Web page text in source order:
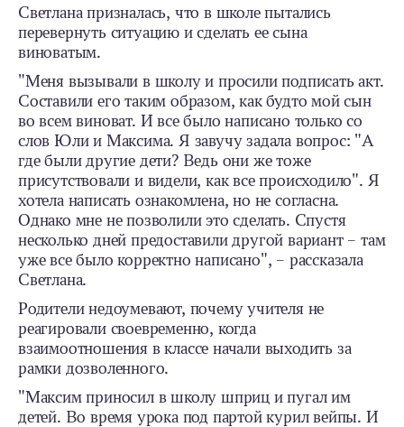
Светлана призналась, что в школе пытались
перевернуть ситуацию и сделать ее сына
виноватым.
"Меня вызывали в школу и просили подписать акт.
Составили его таким образом, как будто мой сын
во всем виноват. И все было написано только со
слов Юли и Максима. Я завучу задала вопрос: "А
где были другие дети? Ведь они же тоже
присутствовали и видели, как все происходило". Я
хотела написать ознакомлена, но не согласна.
Однако мне не позволили это сделать. Спустя
несколько дней предоставили другой вариант – там
уже все было корректно написано", – рассказала
Светлана.
Родители недоумевают, почему учителя не
реагировали своевременно, когда
взаимоотношения в классе начали выходить за
рамки дозволенного.
"Максим приносил в школу шприц и пугал им
детей. Во время урока под партой курил вейпы. И